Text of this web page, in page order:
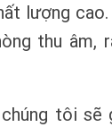
lượng cao.
thu âm,
tôi sẽ